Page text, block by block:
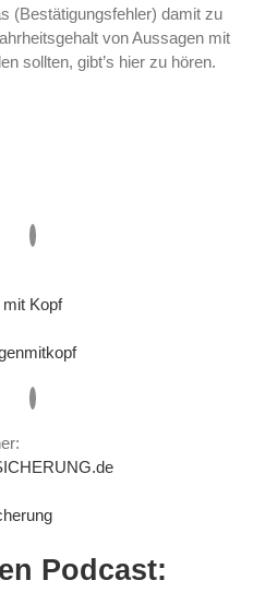
(Bestätigungsfehler) damit zu
von Aussagen mit
sollten, gibt’s hier zu hören.
Kopf
Podcast: